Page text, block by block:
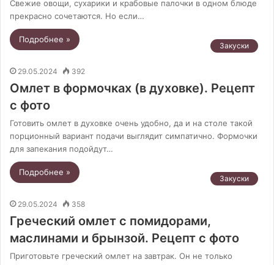
Свежие овощи, сухарики и крабовые палочки в одном блюде
прекрасно сочетаются. Но если…
Подробнее »
Закуски
29.05.2024 392
Омлет в формочках (в духовке). Рецепт
с фото
Готовить омлет в духовке очень удобно, да и на столе такой
порционный вариант подачи выглядит симпатично. Формочки
для запекания подойдут…
Подробнее »
Закуски
29.05.2024 358
Греческий омлет с помидорами,
маслинами и брынзой. Рецепт с фото
Приготовьте греческий омлет на завтрак. Он не только